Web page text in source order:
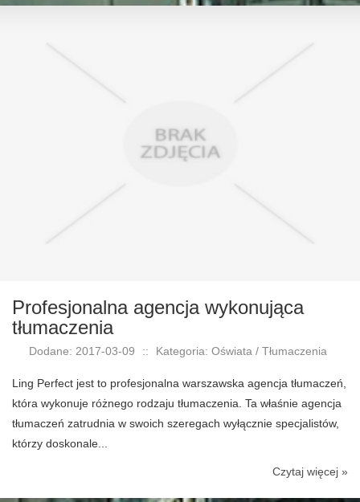
Profesjonalna agencja wykonująca
tłumaczenia
Dodane: 2017-03-09 :: Kategoria: Oświata / Tłumaczenia
Ling Perfect jest to profesjonalna warszawska agencja tłumaczeń,
która wykonuje różnego rodzaju tłumaczenia. Ta właśnie agencja
tłumaczeń zatrudnia w swoich szeregach wyłącznie specjalistów,
którzy doskonale...
Czytaj więcej »